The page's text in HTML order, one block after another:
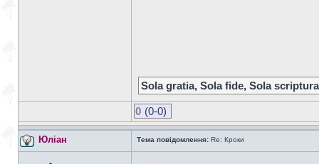
Sola gratia, Sola fide, Sola scriptura
0 (0-0)
Юліан Тема повідомлення: Re: Кроки